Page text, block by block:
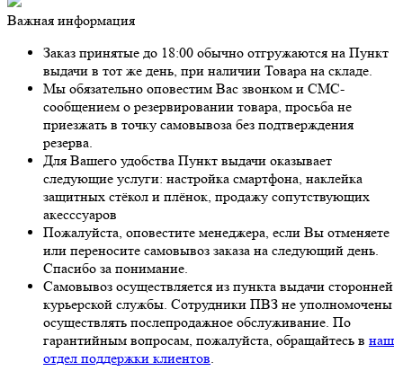
Важная информация
Заказ принятые до 18:00 обычно отгружаются на Пункт
выдачи в тот же день, при наличии Товара на складе.
Мы обязательно оповестим Вас звонком и СМС-
сообщением о резервировании товара, просьба не
приезжать в точку самовывоза без подтверждения
резерва.
Для Вашего удобства Пункт выдачи оказывает
следующие услуги: настройка смартфона, наклейка
защитных стёкол и плёнок, продажу сопутствующих
акесссуаров
Пожалуйста, оповестите менеджера, если Вы отменяете
или переносите самовывоз заказа на следующий день.
Спасибо за понимание.
Самовывоз осуществляется из пункта выдачи сторонней
курьерской службы. Сотрудники ПВЗ не уполномочены
осуществлять послепродажное обслуживание. По
гарантийным вопросам, пожалуйста, обращайтесь в наш
отдел поддержки клиентов.